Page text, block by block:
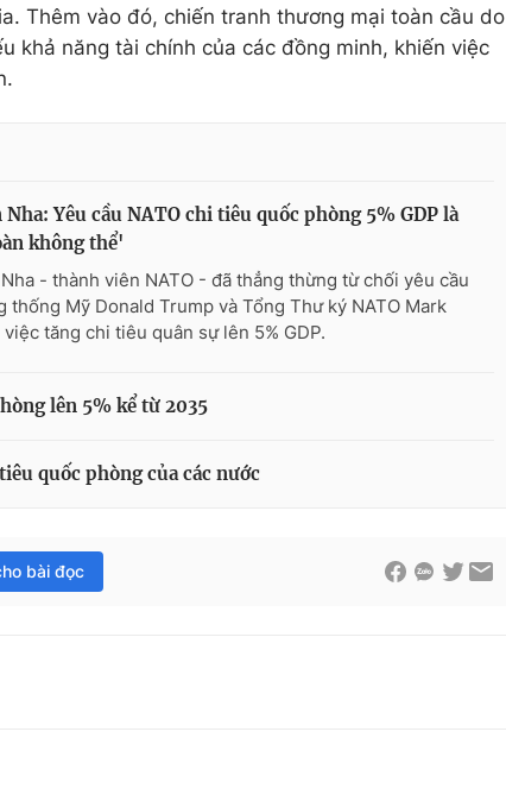
Thêm vào đó, chiến tranh thương mại toàn cầu do
khả năng tài chính của các đồng minh, khiến việc
Nha: Yêu cầu NATO chi tiêu quốc phòng 5% GDP là
không thể'
- thành viên NATO - đã thẳng thừng từ chối yêu cầu
thống Mỹ Donald Trump và Tổng Thư ký NATO Mark
tăng chi tiêu quân sự lên 5% GDP.
lên 5% kể từ 2035
quốc phòng của các nước
bài đọc